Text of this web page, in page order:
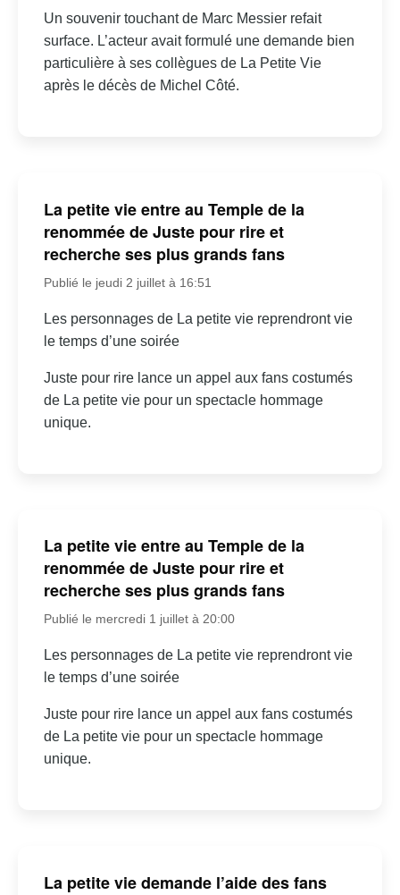
Un souvenir touchant de Marc Messier refait
surface. L’acteur avait formulé une demande bien
particulière à ses collègues de La Petite Vie
après le décès de Michel Côté.
La petite vie entre au Temple de la
renommée de Juste pour rire et
recherche ses plus grands fans
Publié le jeudi 2 juillet à 16:51
Les personnages de La petite vie reprendront vie
le temps d’une soirée
Juste pour rire lance un appel aux fans costumés
de La petite vie pour un spectacle hommage
unique.
La petite vie entre au Temple de la
renommée de Juste pour rire et
recherche ses plus grands fans
Publié le mercredi 1 juillet à 20:00
Les personnages de La petite vie reprendront vie
le temps d’une soirée
Juste pour rire lance un appel aux fans costumés
de La petite vie pour un spectacle hommage
unique.
La petite vie demande l’aide des fans